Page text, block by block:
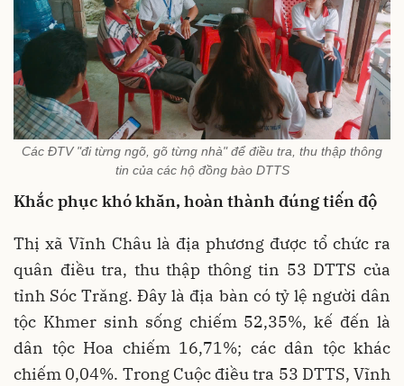
Các ĐTV "đi từng ngõ, gõ từng nhà" để điều tra, thu thập thông
tin của các hộ đồng bào DTTS
Khắc phục khó khăn, hoàn thành đúng tiến độ
Thị xã Vĩnh Châu là địa phương được tổ chức ra
quân điều tra, thu thập thông tin 53 DTTS của
tỉnh Sóc Trăng. Đây là địa bàn có tỷ lệ người dân
tộc Khmer sinh sống chiếm 52,35%, kế đến là
dân tộc Hoa chiếm 16,71%; các dân tộc khác
chiếm 0,04%. Trong Cuộc điều tra 53 DTTS, Vĩnh